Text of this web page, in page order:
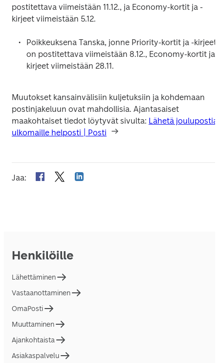
postitettava viimeistään 11.12., ja Economy-kortit ja -
kirjeet viimeistään 5.12.
Poikkeuksena Tanska, jonne Priority-kortit ja -kirjeet
on postitettava viimeistään 8.12., Economy-kortit ja
kirjeet viimeistään 28.11.
Muutokset kansainvälisiin kuljetuksiin ja kohdemaan
postinjakeluun ovat mahdollisia. Ajantasaiset
maakohtaiset tiedot löytyvät sivulta: Lähetä joulupostia
ulkomaille helposti | Posti
Jaa:
Henkilöille
Lähettäminen
Vastaanottaminen
OmaPosti
Muuttaminen
Ajankohtaista
Asiakaspalvelu